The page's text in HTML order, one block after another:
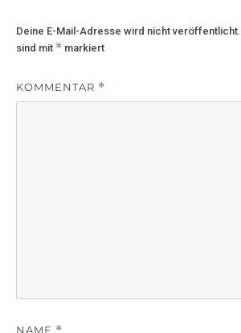
Deine E-Mail-Adresse wird nicht veröffentlicht.
sind mit * markiert
KOMMENTAR *
NAME *